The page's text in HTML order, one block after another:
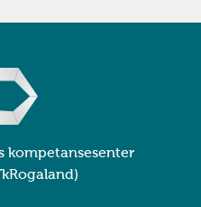
kompetansesenter